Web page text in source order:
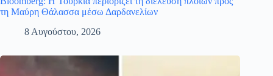
τη Μαύρη Θάλασσα μέσω Δαρδανελίων
8 Αυγούστου, 2026